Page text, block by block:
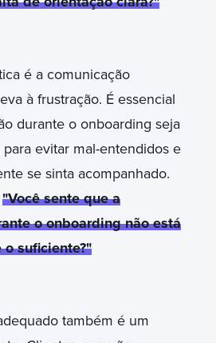
é a comunicação
à frustração. É essencial
durante o onboarding seja
evitar mal-entendidos e
se sinta acompanhado.
"Você sente que a
o onboarding não está
suficiente?"
também é um